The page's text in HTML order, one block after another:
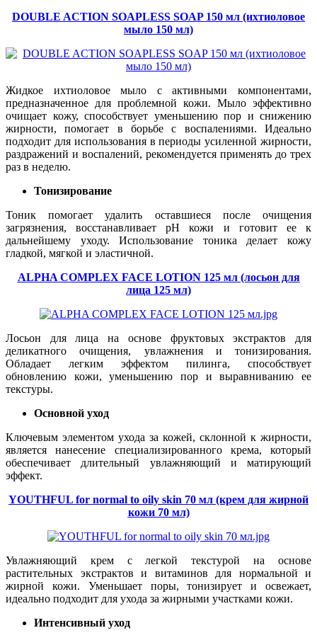
DOUBLE ACTION SOAPLESS SOAP 150 мл (ихтиоловое
мыло 150 мл)
Жидкое ихтиоловое мыло с активными компонентами,
предназначенное для проблемной кожи. Мыло эффективно
очищает кожу, способствует уменьшению пор и снижению
жирности, помогает в борьбе с воспалениями. Идеально
подходит для использования в периоды усиленной жирности,
раздражений и воспалений, рекомендуется применять до трех
раз в неделю.
Тонизирование
Тоник помогает удалить оставшиеся после очищения
загрязнения, восстанавливает pH кожи и готовит ее к
дальнейшему уходу. Использование тоника делает кожу
гладкой, мягкой и эластичной.
ALPHA COMPLEX FACE LOTION 125 мл (лосьон для
лица 125 мл)
Лосьон для лица на основе фруктовых экстрактов для
деликатного очищения, увлажнения и тонизирования.
Обладает легким эффектом пилинга, способствует
обновлению кожи, уменьшению пор и выравниванию ее
текстуры.
Основной уход
Ключевым элементом ухода за кожей, склонной к жирности,
является нанесение специализированного крема, который
обеспечивает длительный увлажняющий и матирующий
эффект.
YOUTHFUL for normal to oily skin 70 мл (крем для жирной
кожи 70 мл)
Увлажняющий крем с легкой текстурой на основе
растительных экстрактов и витаминов для нормальной и
жирной кожи. Уменьшает поры, тонизирует и освежает,
идеально подходит для ухода за жирными участками кожи.
Интенсивный уход